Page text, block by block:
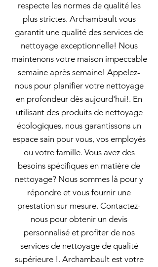
respecte les normes de qualité les
plus strictes. Archambault vous
garantit une qualité des services de
nettoyage exceptionnelle! Nous
maintenons votre maison impeccable
semaine après semaine! Appelez-
nous pour planifier votre nettoyage
en profondeur dès aujourd'hui!. En
utilisant des produits de nettoyage
écologiques, nous garantissons un
espace sain pour vous, vos employés
ou votre famille. Vous avez des
besoins spécifiques en matière de
nettoyage? Nous sommes là pour y
répondre et vous fournir une
prestation sur mesure. Contactez-
nous pour obtenir un devis
personnalisé et profiter de nos
services de nettoyage de qualité
supérieure !. Archambault est votre